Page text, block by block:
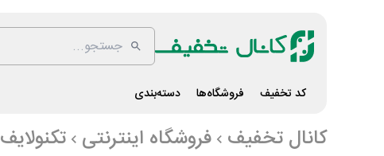
کد تخفیف فروشگاه‌ها دسته‌بندی
کانال تخفیف فروشگاه اینترنتی تکنولایف